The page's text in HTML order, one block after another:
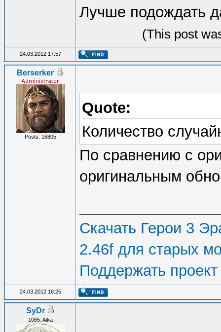
Лучше подождать
(This post
24.03.2012 17:57
Berserker
Posts: 16805
Quote:
Количество
По сравнению с
оригинальным
Скачать Герои 3
2.46f для старых
Поддержать проект
24.03.2012 18:25
SyDr
1065: Aika